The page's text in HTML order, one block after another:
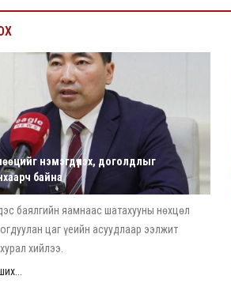
нэмэгдүүлэх, доголдлыг
байна
баялгийн яамнаас шатахууны нөхцөл
цаг үеийн асуудлаар ээлжит
хийлээ.